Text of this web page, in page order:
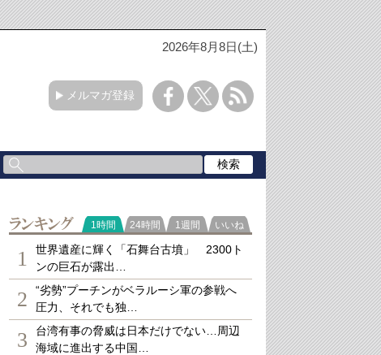
2026年8月8日(土)
メルマガ登録
ランキング
1時間 24時間 1週間 いいね
1
世界遺産に輝く「石舞台古墳」 2300ト
ンの巨石が露出…
2
“劣勢”プーチンがベラルーシ軍の参戦へ
圧力、それでも独…
3
台湾有事の脅威は日本だけでない…周辺
海域に進出する中国…